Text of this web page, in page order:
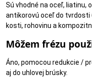
Výborný
Ponúkame konkurenčné
Ako
Sú vhodné na oceľ, liatinu,
antikorovú oceľ do tvrdosti
kosti, rohovinu a
Môžem frézu
Áno, pomocou redukcie /
aj do uhlovej brúsky.